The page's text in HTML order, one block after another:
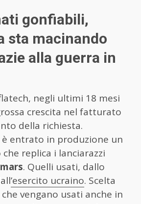
gonfiabili,
sta macinando
alla guerra in
negli ultimi 18 mesi
crescita nel fatturato
della richiesta.
è entrato in produzione un
replica i lanciarazzi
. Quelli usati, dallo
’esercito ucraino. Scelta
vengano usati anche in